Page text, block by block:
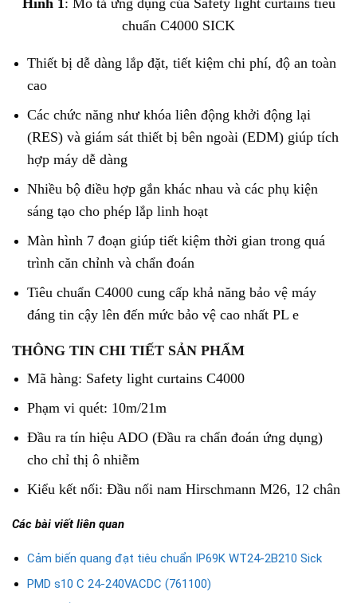
chuẩn C4000 SICK
Thiết bị dễ dàng lắp đặt, tiết kiệm chi phí, độ an toàn
cao
Các chức năng như khóa liên động khởi động lại
(RES) và giám sát thiết bị bên ngoài (EDM) giúp tích
hợp máy dễ dàng
Nhiều bộ điều hợp gắn khác nhau và các phụ kiện
sáng tạo cho phép lắp linh hoạt
Màn hình 7 đoạn giúp tiết kiệm thời gian trong quá
trình căn chỉnh và chẩn đoán
Tiêu chuẩn C4000 cung cấp khả năng bảo vệ máy
đáng tin cậy lên đến mức bảo vệ cao nhất PL e
THÔNG TIN CHI TIẾT SẢN PHẨM
Mã hàng: Safety light curtains C4000
Phạm vi quét: 10m/21m
Đầu ra tín hiệu ADO (Đầu ra chẩn đoán ứng dụng)
cho chỉ thị ô nhiễm
Kiểu kết nối: Đầu nối nam Hirschmann M26, 12 chân
Các bài viết liên quan
Cảm biến quang đạt tiêu chuẩn IP69K WT24-2B210 Sick
PMD s10 C 24-240VACDC (761100)